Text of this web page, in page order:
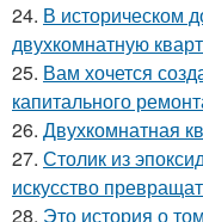
24. В историческом
двухкомнатную
25. Вам хочется
капитального
26. Двухкомнатная
27. Столик из
искусство
28. Это история о